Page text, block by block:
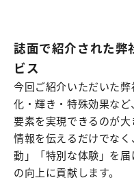
誌面で紹介された弊
ビス
今回ご紹介いただいた
化・輝き・特殊効果な
要素を実現できるのが大
情報を伝えるだけでな
動」「特別な体験」を
の向上に貢献します。